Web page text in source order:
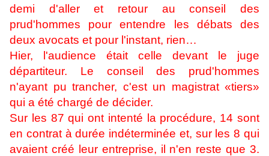
demi d'aller et retour au conseil des
prud'hommes pour entendre les débats des
deux avocats et pour l'instant, rien…
Hier, l'audience était celle devant le juge
départiteur. Le conseil des prud'hommes
n'ayant pu trancher, c'est un magistrat «tiers»
qui a été chargé de décider.
Sur les 87 qui ont intenté la procédure, 14 sont
en contrat à durée indéterminée et, sur les 8 qui
avaient créé leur entreprise, il n'en reste que 3.